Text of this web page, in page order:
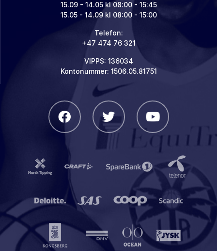
15.09 - 14.05 kl 08:00 - 15:45
15.05 - 14.09 kl 08:00 - 15:00
Telefon:
+47 474 76 321
VIPPS: 136034
Kontonummer: 1506.05.81751